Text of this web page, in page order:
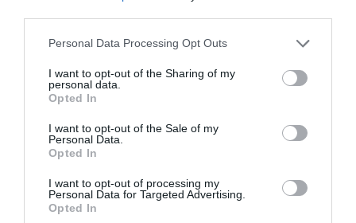
Personal Data Processing Opt Outs
I want to opt-out of the Sharing of my
personal data.
Opted In
I want to opt-out of the Sale of my
Personal Data.
Opted In
I want to opt-out of processing my
Personal Data for Targeted Advertising.
Opted In
Appel aux lecteurs !
Soutenez Air Journal participez
NOUS SOUTENIR